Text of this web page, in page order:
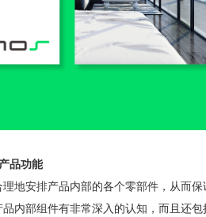
品功能
地安排产品内部的各个零部件，从而
内部组件有非常深入的认知，而且还